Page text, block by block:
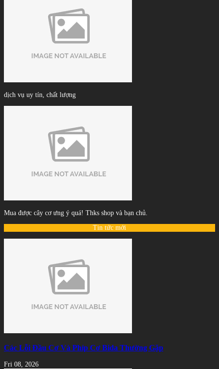
dịch vụ uy tín, chất lượng
Mua được cây cơ ưng ý quá! Thks shop và bạn chủ.
Tin tức mới
Các Lỗi Đầu Cơ Và Phíp Cơ Bida Thường Gặp
Fri 08, 2026